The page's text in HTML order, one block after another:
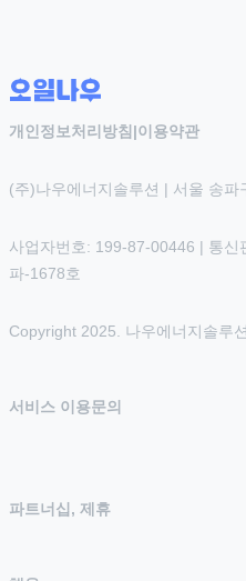
개인정보처리방침 |이용약관
(주)나우에너지솔루션 | 서울 송
사업자번호: 199-87-00446 | 통신
파-1678호
Copyright 2025. 나우에너지솔루
서비스 이용문의
파트너십, 제휴